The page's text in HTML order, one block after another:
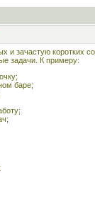
и зачастую коротких
задачи. К примеру:
баре;